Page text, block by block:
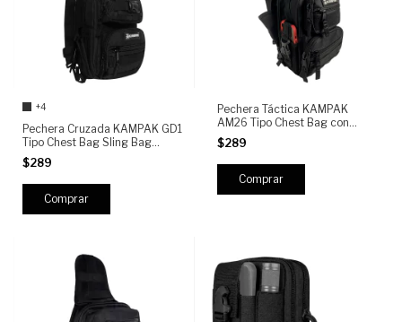
+4
Pechera Cruzada KAMPAK GD1
Tipo Chest Bag Sling Bag
Hombre Mochila Compacta
Urbana Multiusos con Sistema
MOLLE y Acceso Rápido,
espacio para escuadra
$289
Comprar
Pechera Táctica KAMPAK
AM26 Tipo Chest Bag con
Sistema MOLLE, 6
Compartimentos, Porta Celular
6.5", Porta Radio y Velcro para
Parches - Bolsa Cruzada
$289